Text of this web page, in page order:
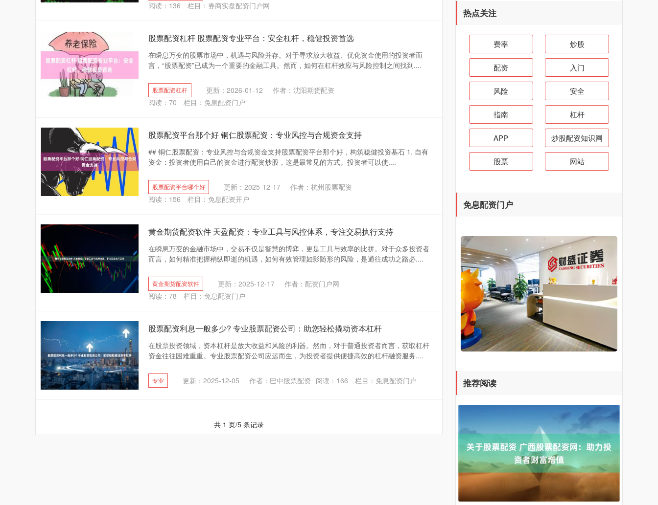
阅读： 136 栏目： 券商实盘配资门户网
股票配资杠杆 股票配资专业平台：安全杠杆，稳健投资首选
在瞬息万变的股票市场中，机遇与风险并存。对于寻求放大收益、优化资金使用的投资者而
言，“股票配资”已成为一个重要的金融工具。然而，如何在杠杆效应与风险控制之间找到....
股票配资杠杆 更新：2026-01-12
作者：沈阳期货配资
阅读： 70 栏目： 免息配资门户
股票配资平台那个好 铜仁股票配资：专业风控与合规资金支持
## 铜仁股票配资：专业风控与合规资金支持股票配资平台那个好，构筑稳健投资基石 1. 自有
资金：投资者使用自己的资金进行配资炒股，这是最常见的方式。投资者可以使....
股票配资平台哪个好 更新：2025-12-17
作者：杭州股票配资
阅读： 156 栏目： 免息配资开户
黄金期货配资软件 天盈配资：专业工具与风控体系，专注交易执行支持
在瞬息万变的金融市场中，交易不仅是智慧的博弈，更是工具与效率的比拼。对于众多投资者
而言，如何精准把握稍纵即逝的机遇，如何有效管理如影随形的风险，是通往成功之路必....
黄金期货配资软件 更新：2025-12-17
作者：配资门户网
阅读： 78 栏目： 免息配资门户
股票配资利息一般多少? 专业股票配资公司：助您轻松撬动资本杠杆
在股票投资领域，资本杠杆是放大收益和风险的利器。然而，对于普通投资者而言，获取杠杆
资金往往困难重重。专业股票配资公司应运而生，为投资者提供便捷高效的杠杆融资服务....
专业 更新：2025-12-05 作者：巴中股票配资 阅读： 166 栏目： 免息配资门户
共 1 页/5 条记录
热点关注
费率 炒股
配资 入门
风险 安全
指南 杠杆
APP 炒股配资知识网
股票 网站
免息配资门户
推荐阅读